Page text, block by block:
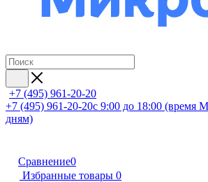
+7 (495) 961-20-20
+7 (495) 961-20-20с 9:00 до 18:00 (время
дням)
Сравнение0
Избранные товары 0